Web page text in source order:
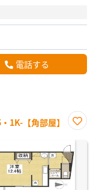
電話する
1K-【角部屋】
に入
り登
録